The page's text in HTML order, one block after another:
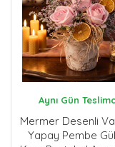
Aynı Gün
Mermer Desenli
Yapay Pembe